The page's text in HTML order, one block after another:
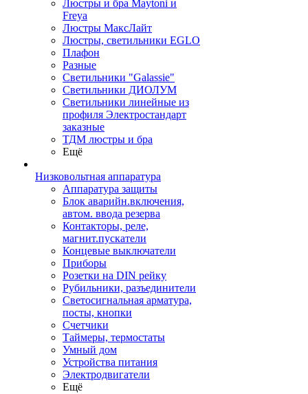
Люстры и бра Maytoni и
Freya
Люстры МаксЛайт
Люстры, светильники EGLO
Плафон
Разные
Светильники "Galassie"
Светильники ДИОЛУМ
Светильники линейные из
профиля Электростандарт
заказные
ТДМ люстры и бра
Ещё
Низковольтная аппаратура
Аппаратура защиты
Блок аварийн.включения,
автом. ввода резерва
Контакторы, реле,
магнит.пускатели
Концевые выключатели
Приборы
Розетки на DIN рейку
Рубильники, разъединители
Светосигнальная арматура,
посты, кнопки
Счетчики
Таймеры, термостаты
Умный дом
Устройства питания
Электродвигатели
Ещё